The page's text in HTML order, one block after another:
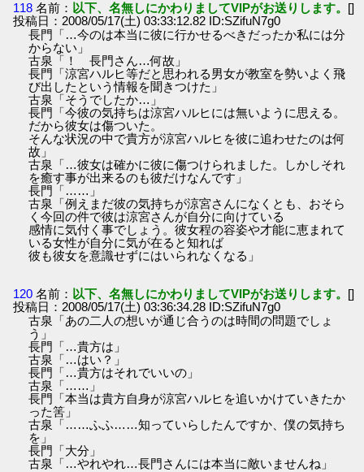
118 名前： 以下、名無しにかわりましてVIPがお送りします。 []
投稿日：2008/05/17(土) 03:33:12.82 ID:SZifuN7g0
長門「…今のは本当に彼に行かせるべきだったか私には分
からない」
古泉「！ 長門さん…何故」
長門「涼宮ハルヒ等だと思われる男女が教室を勢いよく飛
び出したという情報を聞きつけた」
古泉「そうでしたか…」
長門「今彼の気持ちは涼宮ハルヒには無いように思える。
だから彼女は傷ついた。
そんな状況の中で貴方が涼宮ハルヒを彼に追わせたのは何
故」
古泉「…彼女は確かに彼に傷つけられました。しかしそれ
を癒す事が出来るのも彼だけなんです」
長門「……」
古泉「例えまだ彼の気持ちが涼宮さんになくとも、おそら
く今回の件で彼は涼宮さんが自分に向けている
感情に気付く事でしょう。彼女程の容姿や才能に恵まれて
いる女性が自分に気が在ると知れば
彼も彼女を意識せずにはいられなくなる」
120 名前： 以下、名無しにかわりましてVIPがお送りします。 []
投稿日：2008/05/17(土) 03:36:34.28 ID:SZifuN7g0
古泉「あの二人の想いが通じ合うのは時間の問題でしょ
う」
長門「…貴方は」
古泉「…はい？」
長門「…貴方はそれでいいの」
古泉「……」
長門「本当は貴方自身が涼宮ハルヒを追いかけていきたか
った筈」
古泉「……ふふ……知っていらしたんですか、僕の気持ち
を」
長門「大分」
古泉「…やれやれ…長門さんには本当に敵いませんね」